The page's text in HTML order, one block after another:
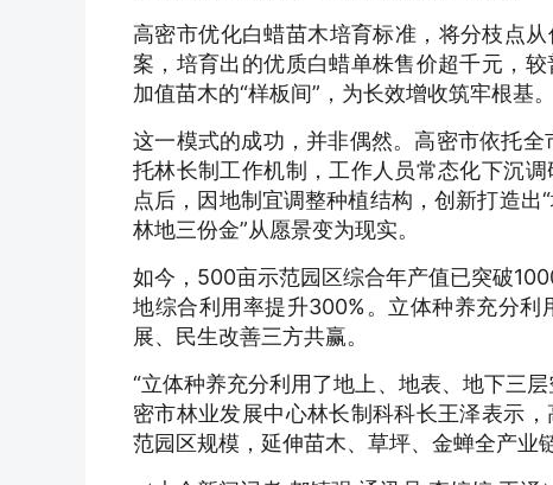
高密市优化白蜡苗木培育标准，将分枝点
案，培育出的优质白蜡单株售价超千元，
加值苗木的“样板间”，为长效增收筑牢根基。
这一模式的成功，并非偶然。高密市依托
托林长制工作机制，工作人员常态化下沉
点后，因地制宜调整种植结构，创新打造
林地三份金”从愿景变为现实。
如今，500亩示范园区综合年产值已突破
地综合利用率提升300%。立体种养充分
展、民生改善三方共赢。
“立体种养充分利用了地上、地表、地下三
密市林业发展中心林长制科科长王泽表示
范园区规模，延伸苗木、草坪、金蝉全产业